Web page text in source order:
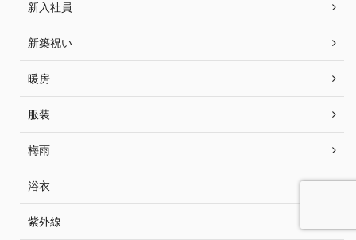
新入社員
新築祝い
暖房
服装
梅雨
浴衣
紫外線